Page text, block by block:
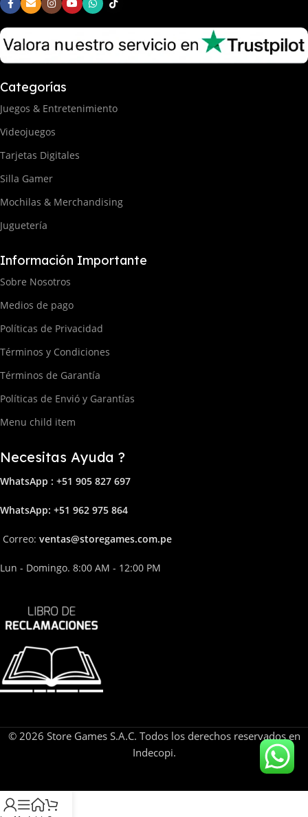
Categorías
Juegos & Entretenimiento
Videojuegos
Tarjetas Digitales
Silla Gamer
Mochilas & Merchandising
Juguetería
Información Importante
Sobre Nosotros
Medios de pago
Políticas de Privacidad
Términos y Condiciones
Términos de Garantía
Políticas de Envió y Garantías
Menu child item
Necesitas Ayuda ?
WhatsApp : +51 905 827 697
WhatsApp: +51 962 975 864
Correo: ventas@storegames.com.pe
Lun - Domingo. 8:00 AM - 12:00 PM
© 2026 Store Games S.A.C. Todos los derechos reservados en
Indecopi.